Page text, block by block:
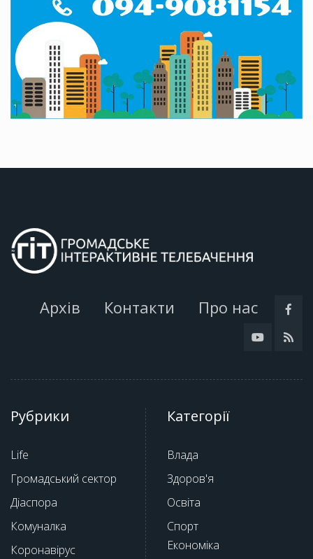
Архів Контакти Про нас
Рубрики
Life
Громадський сектор
Діаспора
Комуналка
Коронавірус
Категорії
Влада
Здоров'я
Освіта
Спорт
Економіка